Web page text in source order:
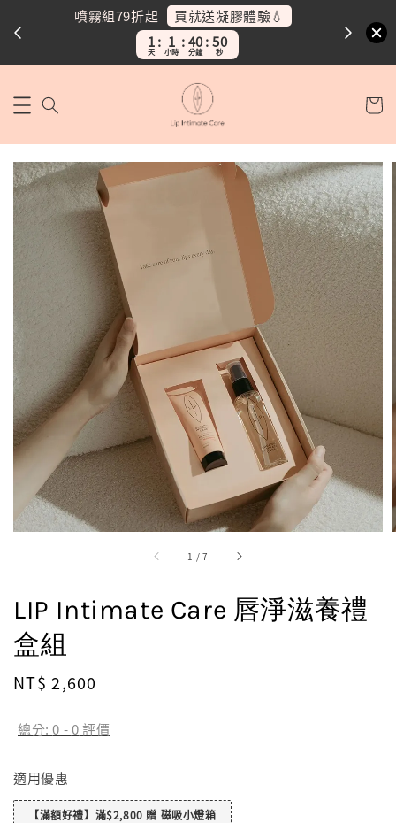
噴霧組任二
加碼送護理油30ml💛
1
天
1
小時
40
分鐘
49
秒
超
1 /7
LIP Intimate Care 唇淨滋養禮
盒組
Regular
NT$ 2,600
總分:0 -0評價
適用優惠
【滿額好禮】滿$2,800 贈 磁吸小燈箱